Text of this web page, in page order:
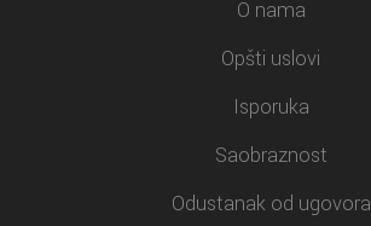
O nama
Opšti uslovi
Isporuka
Saobraznost
Odustanak od ugovora